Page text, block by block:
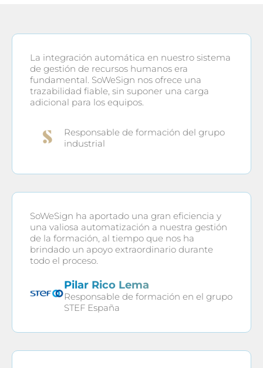
La integración automática en nuestro sistema
de gestión de recursos humanos era
fundamental. SoWeSign nos ofrece una
trazabilidad fiable, sin suponer una carga
adicional para los equipos.
Responsable de formación del grupo
industrial
SoWeSign ha aportado una gran eficiencia y
una valiosa automatización a nuestra gestión
de la formación, al tiempo que nos ha
brindado un apoyo extraordinario durante
todo el proceso.
Pilar Rico Lema
Responsable de formación en el grupo
STEF España